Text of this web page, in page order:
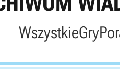
WszystkieGry